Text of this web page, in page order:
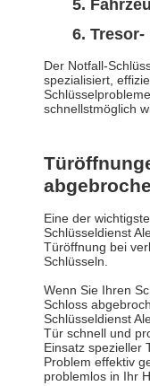
Tresor-
Der Notfall-
spezialisiert,
schnellstmöglich
Eine der
Schlüsseldienst
Türöffnung bei
Schlüsseln.
Wenn Sie Ihren
Schloss
Schlüsseldienst
Tür schnell und
Einsatz spezieller
Problem effektiv
problemlos in Ihr